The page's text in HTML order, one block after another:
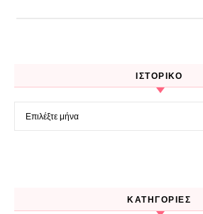
ΙΣΤΟΡΙΚΌ
KΑΤΗΓΟΡΊΕΣ